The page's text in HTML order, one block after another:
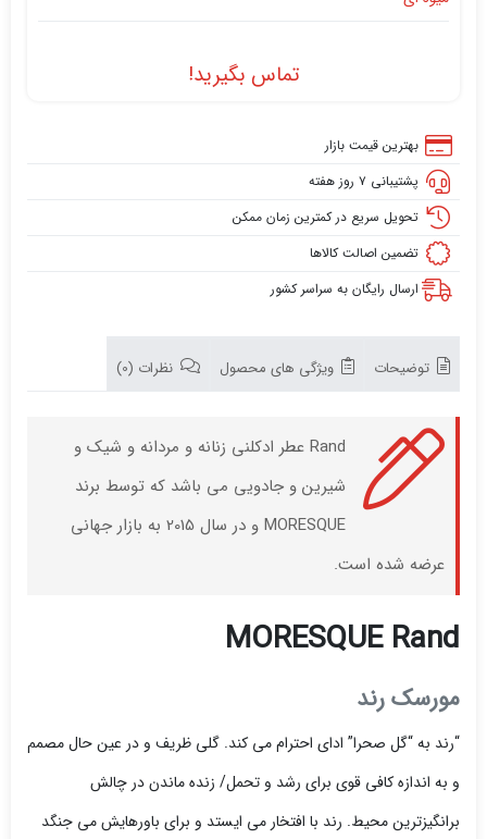
تماس بگیرید!
بهترین قیمت بازار
پشتیبانی ۷ روز هفته
تحویل سریع در کمترین زمان ممکن
تضمین اصالت کالاها
ارسال رایگان به سراسر کشور
توضیحات ویژگی های محصول نظرات (0)
Rand عطر ادکلنی زنانه و مردانه و شیک و
شیرین و جادویی می باشد که توسط برند
MORESQUE و در سال 2015 به بازار جهانی
عرضه شده است.
MORESQUE Rand
مورسک رند
“رند به “گل صحرا” ادای احترام می کند. گلی ظریف و در عین حال مصمم
و به اندازه کافی قوی برای رشد و تحمل/ زنده ماندن در چالش
برانگیزترین محیط. رند با افتخار می ایستد و برای باورهایش می جنگد